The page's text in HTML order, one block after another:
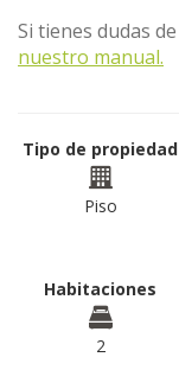
Si tienes dudas
nuestro manual.
Tipo de propiedad
Piso
Habitaciones
2